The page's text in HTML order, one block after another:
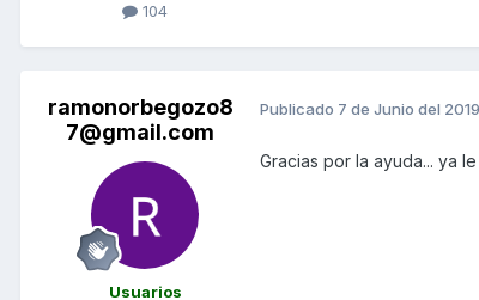
104
ramonorbegozo8
7@gmail.com
Usuarios
Publicado 7 de Junio del 2019
Gracias por la ayuda... ya